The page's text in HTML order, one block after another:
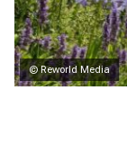
© Reworld Media